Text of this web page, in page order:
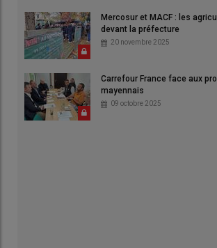
Mercosur et MACF : les
devant la préfecture
20 novembre 2025
Carrefour France face aux
mayennais
09 octobre 2025